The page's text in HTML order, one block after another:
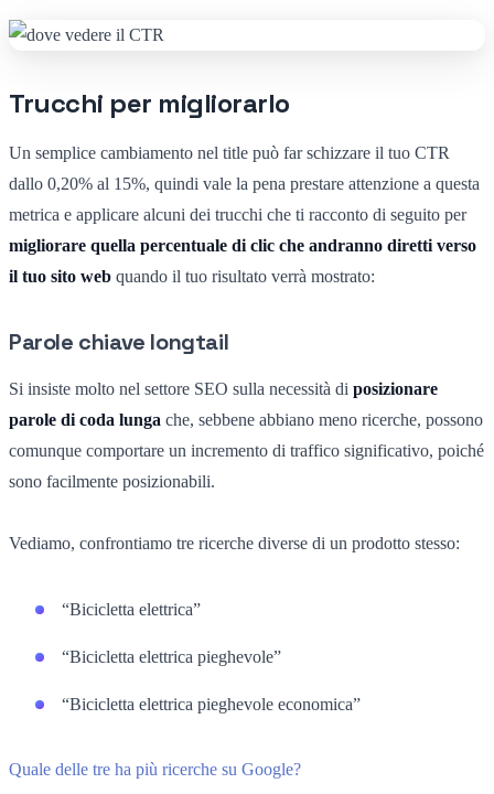
Trucchi per migliorarlo
Un semplice cambiamento nel title può far schizzare il tuo CTR
dallo 0,20% al 15%, quindi vale la pena prestare attenzione a questa
metrica e applicare alcuni dei trucchi che ti racconto di seguito per
migliorare quella percentuale di clic che andranno diretti verso
il tuo sito web quando il tuo risultato verrà mostrato:
Parole chiave longtail
Si insiste molto nel settore SEO sulla necessità di posizionare
parole di coda lunga che, sebbene abbiano meno ricerche, possono
comunque comportare un incremento di traffico significativo, poiché
sono facilmente posizionabili.
Vediamo, confrontiamo tre ricerche diverse di un prodotto stesso:
“Bicicletta elettrica”
“Bicicletta elettrica pieghevole”
“Bicicletta elettrica pieghevole economica”
Quale delle tre ha più ricerche su Google?